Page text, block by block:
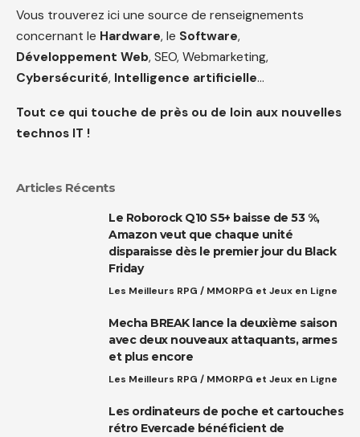
Vous trouverez ici une source de renseignements
concernant le Hardware, le Software,
Développement Web, SEO, Webmarketing,
Cybersécurité, Intelligence artificielle…
Tout ce qui touche de près ou de loin aux nouvelles
technos IT !
Articles Récents
Le Roborock Q10 S5+ baisse de 53 %,
Amazon veut que chaque unité
disparaisse dès le premier jour du Black
Friday
Les Meilleurs RPG / MMORPG et Jeux en Ligne
Mecha BREAK lance la deuxième saison
avec deux nouveaux attaquants, armes
et plus encore
Les Meilleurs RPG / MMORPG et Jeux en Ligne
Les ordinateurs de poche et cartouches
rétro Evercade bénéficient de